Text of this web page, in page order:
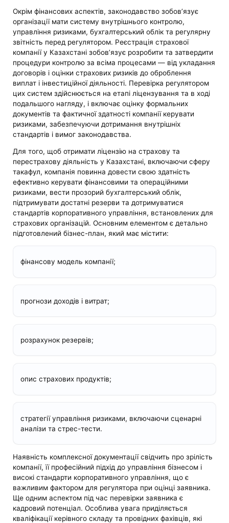
Окрім фінансових аспектів, законодавство зобов’язує
організації мати систему внутрішнього контролю,
управління ризиками, бухгалтерський облік та регулярну
звітність перед регулятором. Реєстрація страхової
компанії у Казахстані зобов’язує розробити та затвердити
процедури контролю за всіма процесами — від укладання
договорів і оцінки страхових ризиків до оброблення
виплат і інвестиційної діяльності. Перевірка регулятором
цих систем здійснюється на етапі ліцензування та в ході
подальшого нагляду, і включає оцінку формальних
документів та фактичної здатності компанії керувати
ризиками, забезпечуючи дотримання внутрішніх
стандартів і вимог законодавства.
Для того, щоб отримати ліцензію на страхову та
перестрахову діяльність у Казахстані, включаючи сферу
такафул, компанія повинна довести свою здатність
ефективно керувати фінансовими та операційними
ризиками, вести прозорий бухгалтерський облік,
підтримувати достатні резерви та дотримуватися
стандартів корпоративного управління, встановлених для
страхових організацій. Основним елементом є детально
підготовлений бізнес-план, який має містити:
фінансову модель компанії;
прогнози доходів і витрат;
розрахунок резервів;
опис страхових продуктів;
стратегії управління ризиками, включаючи сценарні
аналізи та стрес-тести.
Наявність комплексної документації свідчить про зрілість
компанії, її професійний підхід до управління бізнесом і
високі стандарти корпоративного управління, що є
важливим фактором для регулятора при оцінці заявника.
Ще одним аспектом під час перевірки заявника є
кадровий потенціал. Особлива увага приділяється
кваліфікації керівного складу та провідних фахівців, які